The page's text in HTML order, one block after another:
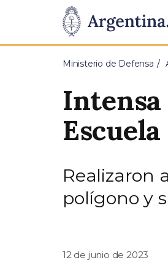
Presidencia
de
Pasar al contenido principal
Ministerio de Defensa
Realizaron
polígono y
12 de junio de 2023